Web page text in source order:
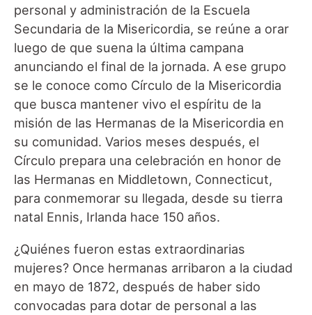
personal y administración de la Escuela
Secundaria de la Misericordia, se reúne a orar
luego de que suena la última campana
anunciando el final de la jornada. A ese grupo
se le conoce como Círculo de la Misericordia
que busca mantener vivo el espíritu de la
misión de las Hermanas de la Misericordia en
su comunidad. Varios meses después, el
Círculo prepara una celebración en honor de
las Hermanas en Middletown, Connecticut,
para conmemorar su llegada, desde su tierra
natal Ennis, Irlanda hace 150 años.
¿Quiénes fueron estas extraordinarias
mujeres? Once hermanas arribaron a la ciudad
en mayo de 1872, después de haber sido
convocadas para dotar de personal a las